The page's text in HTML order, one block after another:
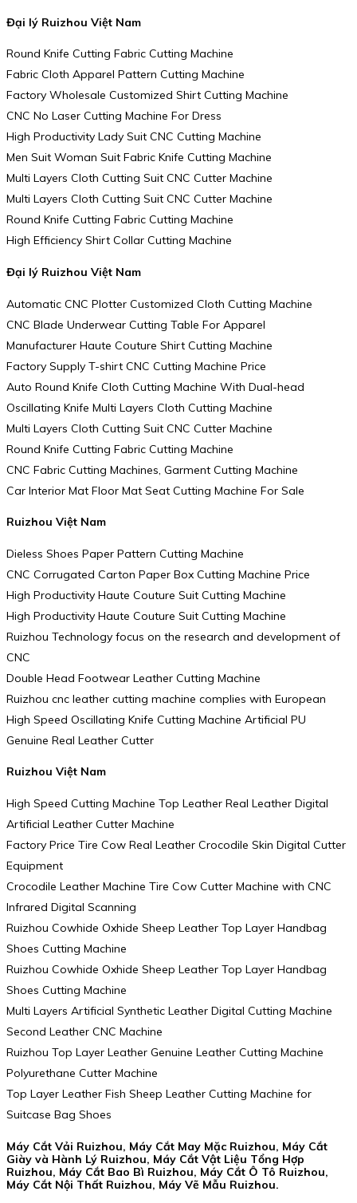
Đại lý Ruizhou Việt Nam
Round Knife Cutting Fabric Cutting Machine
Fabric Cloth Apparel Pattern Cutting Machine
Factory Wholesale Customized Shirt Cutting Machine
CNC No Laser Cutting Machine For Dress
High Productivity Lady Suit CNC Cutting Machine
Men Suit Woman Suit Fabric Knife Cutting Machine
Multi Layers Cloth Cutting Suit CNC Cutter Machine
Multi Layers Cloth Cutting Suit CNC Cutter Machine
Round Knife Cutting Fabric Cutting Machine
High Efficiency Shirt Collar Cutting Machine
Đại lý Ruizhou Việt Nam
Automatic CNC Plotter Customized Cloth Cutting Machine
CNC Blade Underwear Cutting Table For Apparel
Manufacturer Haute Couture Shirt Cutting Machine
Factory Supply T-shirt CNC Cutting Machine Price
Auto Round Knife Cloth Cutting Machine With Dual-head
Oscillating Knife Multi Layers Cloth Cutting Machine
Multi Layers Cloth Cutting Suit CNC Cutter Machine
Round Knife Cutting Fabric Cutting Machine
CNC Fabric Cutting Machines, Garment Cutting Machine
Car Interior Mat Floor Mat Seat Cutting Machine For Sale
Ruizhou Việt Nam
Dieless Shoes Paper Pattern Cutting Machine
CNC Corrugated Carton Paper Box Cutting Machine Price
High Productivity Haute Couture Suit Cutting Machine
High Productivity Haute Couture Suit Cutting Machine
Ruizhou Technology focus on the research and development of
CNC
Double Head Footwear Leather Cutting Machine
Ruizhou cnc leather cutting machine complies with European
High Speed Oscillating Knife Cutting Machine Artificial PU
Genuine Real Leather Cutter
Ruizhou Việt Nam
High Speed Cutting Machine Top Leather Real Leather Digital
Artificial Leather Cutter Machine
Factory Price Tire Cow Real Leather Crocodile Skin Digital Cutter
Equipment
Crocodile Leather Machine Tire Cow Cutter Machine with CNC
Infrared Digital Scanning
Ruizhou Cowhide Oxhide Sheep Leather Top Layer Handbag
Shoes Cutting Machine
Ruizhou Cowhide Oxhide Sheep Leather Top Layer Handbag
Shoes Cutting Machine
Multi Layers Artificial Synthetic Leather Digital Cutting Machine
Second Leather CNC Machine
Ruizhou Top Layer Leather Genuine Leather Cutting Machine
Polyurethane Cutter Machine
Top Layer Leather Fish Sheep Leather Cutting Machine for
Suitcase Bag Shoes
Máy Cắt Vải Ruizhou, Máy Cắt May Mặc Ruizhou, Máy Cắt
Giày và Hành Lý Ruizhou, Máy Cắt Vật Liệu Tổng Hợp
Ruizhou, Máy Cắt Bao Bì Ruizhou, Máy Cắt Ô Tô Ruizhou,
Máy Cắt Nội Thất Ruizhou, Máy Vẽ Mẫu Ruizhou.